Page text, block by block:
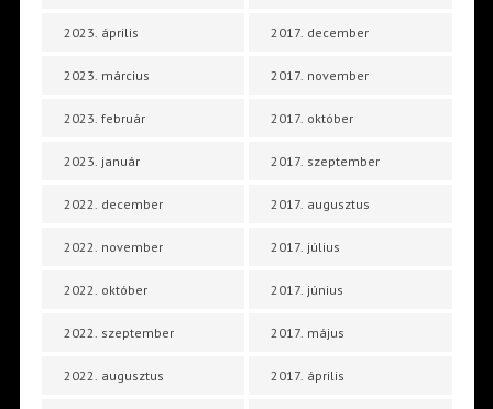
2023. április
2023. március
2023. február
2023. január
2022. december
2022. november
2022. október
2022. szeptember
2022. augusztus
2017. december
2017. november
2017. október
2017. szeptember
2017. augusztus
2017. július
2017. június
2017. május
2017. április